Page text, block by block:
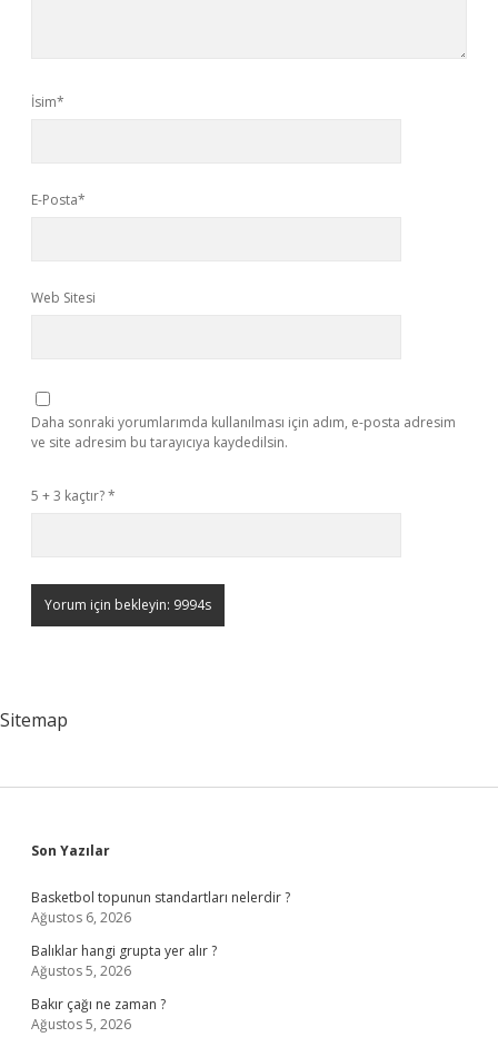
İsim*
E-Posta*
Web Sitesi
Daha sonraki yorumlarımda kullanılması için adım, e-posta adresim
ve site adresim bu tarayıcıya kaydedilsin.
5 + 3 kaçtır?*
Sitemap
Sidebar
Son Yazılar
Basketbol topunun standartları nelerdir ?
Ağustos 6, 2026
Balıklar hangi grupta yer alır ?
Ağustos 5, 2026
Bakır çağı ne zaman ?
Ağustos 5, 2026